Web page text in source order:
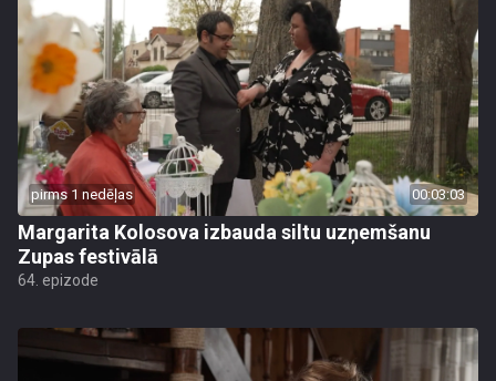
pirms 1 nedēļas 00:03:03
Margarita Kolosova izbauda siltu uzņemšanu
Zupas festivālā
64. epizode